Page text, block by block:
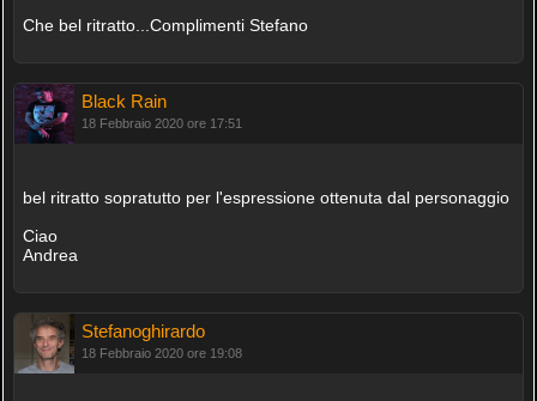
Che bel ritratto...Complimenti Stefano
Black Rain
18 Febbraio 2020 ore 17:51
bel ritratto sopratutto per l'espressione ottenuta dal personaggio
Ciao
Andrea
Stefanoghirardo
18 Febbraio 2020 ore 19:08